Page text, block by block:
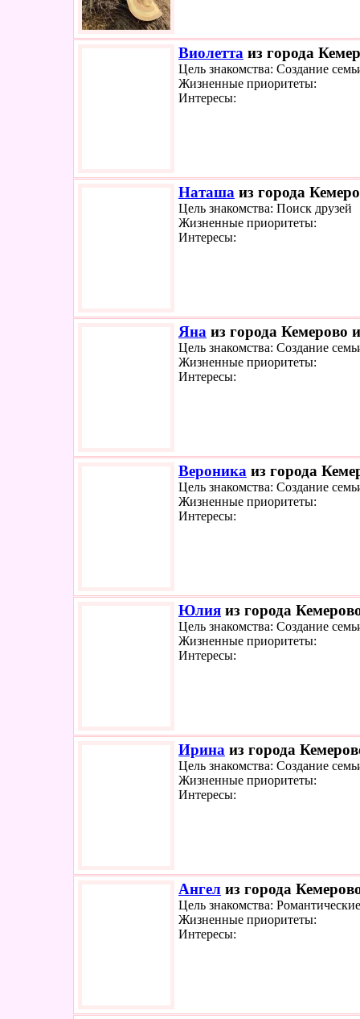
Виолетта из города
Цель знакомства: Создание
Жизненные приоритеты:
Интересы:
Наташа из города
Цель знакомства: Поиск друзей
Жизненные приоритеты:
Интересы:
Яна из города Кемерово
Цель знакомства: Создание
Жизненные приоритеты:
Интересы:
Вероника из города
Цель знакомства: Создание
Жизненные приоритеты:
Интересы:
Юлия из города
Цель знакомства: Создание
Жизненные приоритеты:
Интересы:
Ирина из города
Цель знакомства: Создание
Жизненные приоритеты:
Интересы:
Ангел из города
Цель знакомства:
Жизненные приоритеты:
Интересы: